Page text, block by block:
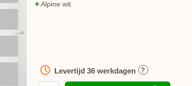
+Alpine wit
Levertijd 36werkdagen ?